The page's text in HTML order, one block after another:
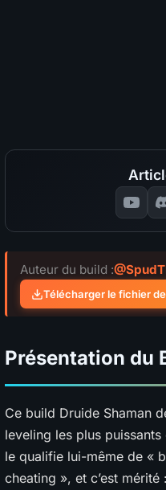
Auteur du build :
Télécharger le fichier
Présentation du
Ce build Druide Shaman
leveling les plus
le qualifie lui-même de «
cheating », et c’est